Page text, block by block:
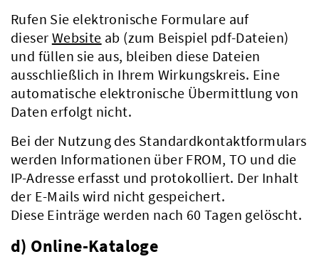
Verwaltung
Rufen Sie elektronische Formulare auf
dieser Website ab (zum Beispiel pdf-Dateien)
und füllen sie aus, bleiben diese Dateien
ausschließlich in Ihrem Wirkungskreis. Eine
automatische elektronische Übermittlung von
Daten erfolgt nicht.
Bei der Nutzung des Standardkontaktformulars
werden Informationen über FROM, TO und die
IP-Adresse erfasst und protokolliert. Der Inhalt
der E-Mails wird nicht gespeichert.
Diese Einträge werden nach 60 Tagen gelöscht.
d) Online-Kataloge